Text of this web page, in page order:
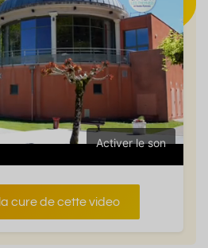
Activer le son
cure de cette video